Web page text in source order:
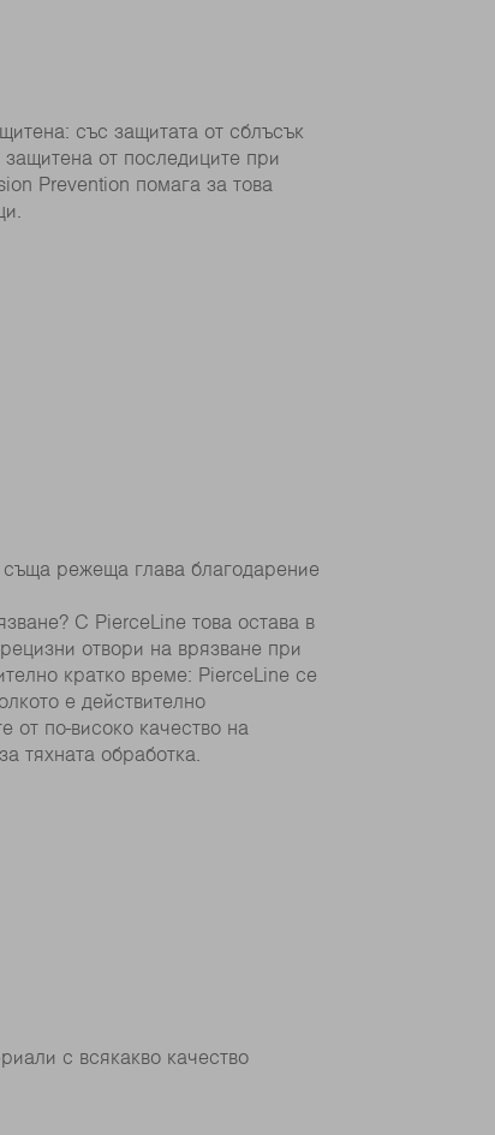
със защитата от сблъсък
от последиците при
Prevention помага за това
режеща глава благодарение
С PierceLine това остава в
отвори на врязване при
кратко време: PierceLine се
е действително
от по-високо качество на
тяхната обработка.
с всякакво качество